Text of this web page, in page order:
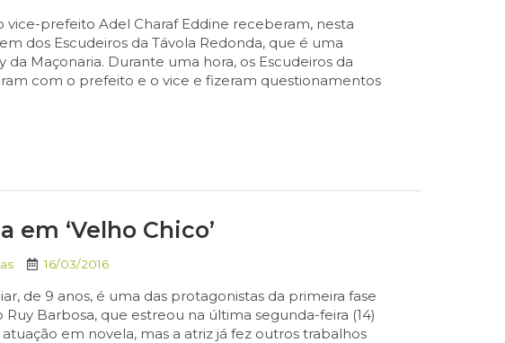
prefeito Adel Charaf Eddine receberam, nesta
dos Escudeiros da Távola Redonda, que é uma
Maçonaria. Durante uma hora, os Escudeiros da
com o prefeito e o vice e fizeram questionamentos
em ‘Velho Chico’
16/03/2016
de 9 anos, é uma das protagonistas da primeira fase
Ruy Barbosa, que estreou na última segunda-feira (14)
em novela, mas a atriz já fez outros trabalhos